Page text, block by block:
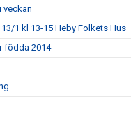
veckan
1 kl 13-15 Heby Folkets Hus
födda 2014